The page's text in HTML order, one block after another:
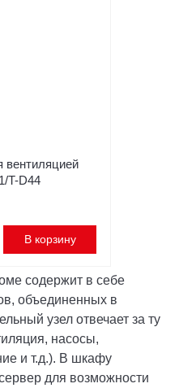
вентиляцией
T-D44
В корзину
содержит в себе
объединенных в
узел отвечает за ту
насосы,
и т.д.). В шкафу
для возможности